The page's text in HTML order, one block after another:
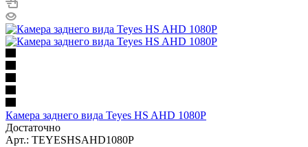
Камера заднего вида Teyes HS AHD 1080P
Достаточно
Арт.: TEYESHSAHD1080P